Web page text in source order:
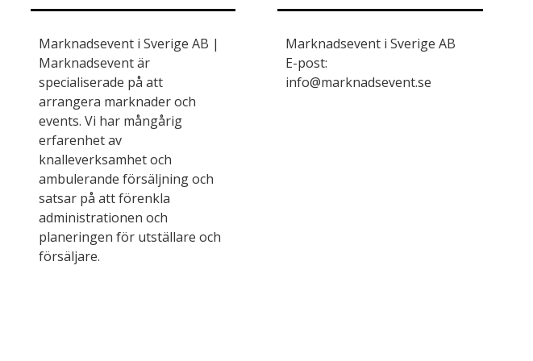
Marknadsevent i Sverige AB |
Marknadsevent är
specialiserade på att
arrangera marknader och
events. Vi har mångårig
erfarenhet av
knalleverksamhet och
ambulerande försäljning och
satsar på att förenkla
administrationen och
planeringen för utställare och
försäljare.
Marknadsevent i Sverige AB
E-post:
info@marknadsevent.se